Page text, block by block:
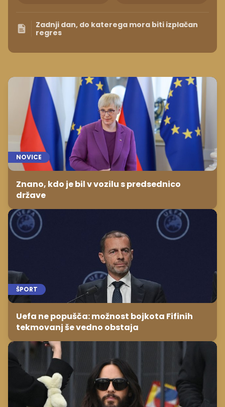
Zadnji dan, do katerega mora biti izplačan
regres
NOVICE
Znano, kdo je bil v vozilu s predsednico
države
ŠPORT
Uefa ne popušča: možnost bojkota Fifinih
tekmovanj še vedno obstaja